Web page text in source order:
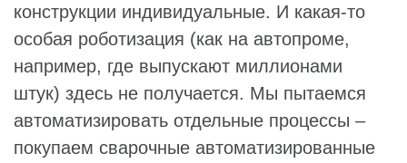
конструкции индивидуальные. И какая-то
особая роботизация (как на автопроме,
например, где выпускают миллионами
штук) здесь не получается. Мы пытаемся
автоматизировать отдельные процессы –
покупаем сварочные автоматизированные